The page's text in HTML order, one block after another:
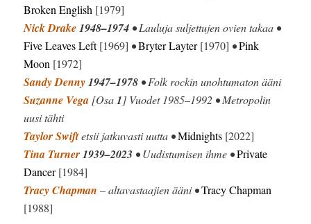
Broken English [1979]
Nick Drake1948–1974 • Lauluja suljettujen ovien takaa •
Five Leaves Left[1969] •Bryter Layter[1970] •Pink
Moon [1972]
Sandy Denny1947–1978 • Folk rockin unohtumaton ääni
Suzanne Vega [Osa1] Vuodet 1985–1992 • Metropolin
uusi tähti
Taylor Swiftetsii jatkuvasti uutta •Midnights [2022]
Tina Turner1939–2023 • Uudistumisen ihme •Private
Dancer[1984]
Tracy Chapman – altavastaajien ääni •Tracy Chapman
[1988]